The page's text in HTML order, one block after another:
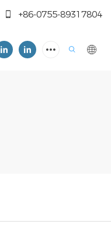
+86-0755-89317804